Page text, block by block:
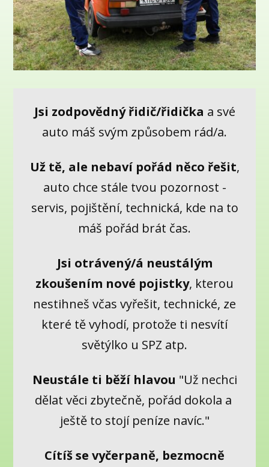
Jsi zodpovědný řidič/řidička a své
auto máš svým způsobem rád/a.
Už tě, ale nebaví pořád něco řešit,
auto chce stále tvou pozornost -
servis, pojištění, technická, kde na to
máš pořád brát čas.
Jsi otrávený/á neustálým
zkoušením nové pojistky, kterou
nestihneš včas vyřešit, technické, ze
které tě vyhodí, protože ti nesvítí
světýlko u SPZ atp.
Neustále ti běží hlavou "Už nechci
dělat věci zbytečně, pořád dokola a
ještě to stojí peníze navíc."
Cítíš se vyčerpaně, bezmocně